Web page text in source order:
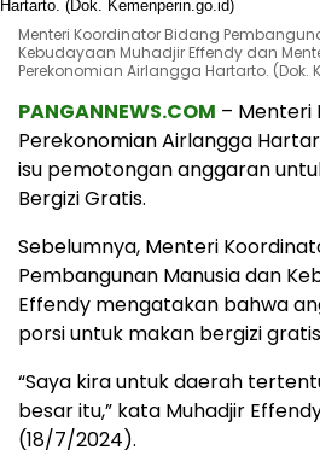
Menteri Koordinator Bidang
Kebudayaan Muhadjir Effendy dan
Perekonomian Airlangga Hartarto. (Dok.
PANGANNEWS.COM – Menteri
Perekonomian Airlangga
isu pemotongan anggaran
Bergizi Gratis.
Sebelumnya, Menteri
Pembangunan Manusia dan
Effendy mengatakan bahwa
porsi untuk makan bergizi
“Saya kira untuk daerah
besar itu,” kata Muhadjir
(18/7/2024).